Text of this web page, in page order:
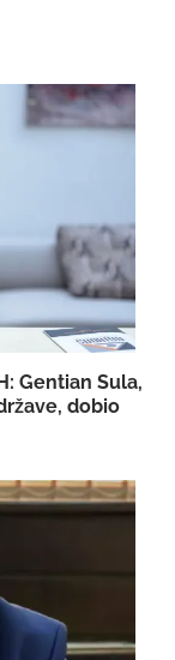
Gentian Sula,
dobio